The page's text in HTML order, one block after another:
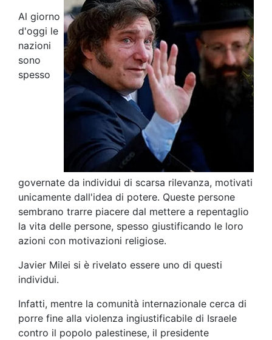
Al giorno
d'oggi le
nazioni
sono
spesso
governate da individui di scarsa rilevanza, motivati
unicamente dall'idea di potere. Queste persone
sembrano trarre piacere dal mettere a repentaglio
la vita delle persone, spesso giustificando le loro
azioni con motivazioni religiose.
Javier Milei si è rivelato essere uno di questi
individui.
Infatti, mentre la comunità internazionale cerca di
porre fine alla violenza ingiustificabile di Israele
contro il popolo palestinese, il presidente